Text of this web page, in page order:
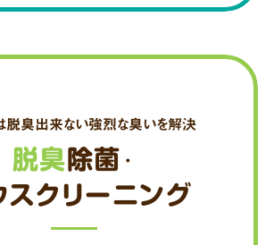
脱臭 除菌 ・
スクリーニング
脱臭出来ない強烈な臭いを解決